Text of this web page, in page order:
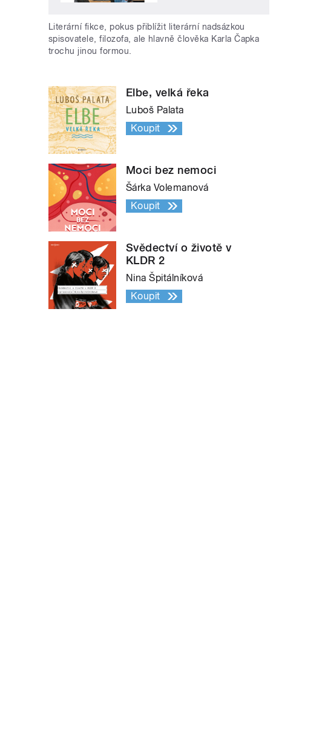
Literární fikce, pokus přiblížit literární nadsázkou
spisovatele, filozofa, ale hlavně člověka Karla Čapka
trochu jinou formou.
Elbe, velká řeka
Luboš Palata
Koupit
Moci bez nemoci
Šárka Volemanová
Koupit
Svědectví o životě v
KLDR 2
Nina Špitálníková
Koupit